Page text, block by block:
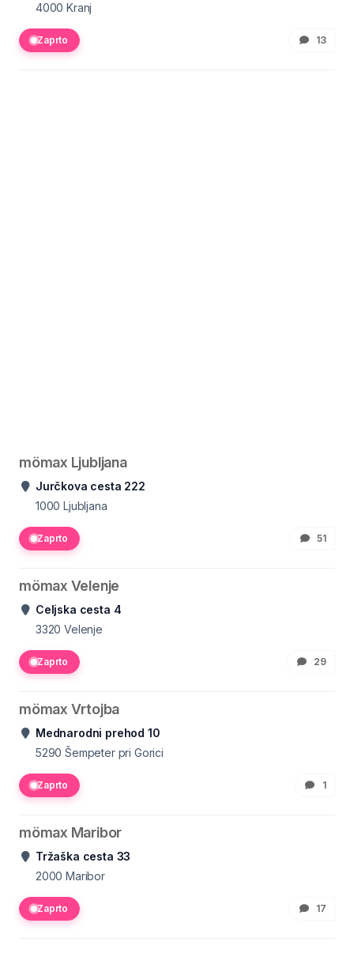
4000 Kranj
Zaprto 13
mömax Ljubljana
Jurčkova cesta 222
1000 Ljubljana
Zaprto 51
mömax Velenje
Celjska cesta 4
3320 Velenje
Zaprto 29
mömax Vrtojba
Mednarodni prehod 10
5290 Šempeter pri Gorici
Zaprto 1
mömax Maribor
Tržaška cesta 33
2000 Maribor
Zaprto 17